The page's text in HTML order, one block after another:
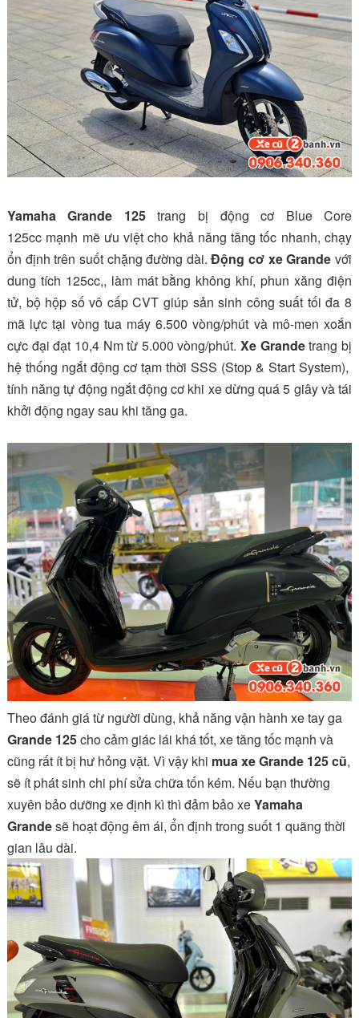
Yamaha Grande 125trang bị động cơ Blue Core
125cc mạnh mẽ ưu việt cho khả năng tăng tốc nhanh, chạy
ổn định trên suốt chặng đường dài.Động cơ xeGrande với
dung tích 125cc,, làm mát bằng không khí, phun xăng điện
tử, bộ hộp số vô cấp CVT giúp sản sinh công suất tối đa 8
mã lực tại vòng tua máy 6.500vòng/phút và mô-men xoắn
cực đại đạt 10,4 Nm từ 5.000 vòng/phút.Xe Grandetrang bị
hệ thống ngắt động cơ tạm thời SSS (Stop & Start System),
tính năng tự động ngắt động cơ khi xe dừng quá 5 giây và tái
khởi động ngay sau khi tăng ga.
Theo đánh giá từ người dùng, khả năng vận hành xe tay ga
Grande125cho cảm giác lái khá tốt, xe tăng tốc mạnh và
cũng rất ít bị hư hỏng vặt. Vì vậy khi mua xeGrande125 cũ,
sẽ ít phát sinh chi phí sửa chữa tốn kém. Nếu bạn thường
xuyên bảo dưỡng xe định kì thì đảm bảo xeYamaha
Grandesẽ hoạt động êm ái, ổn định trong suốt 1 quãng thời
gian lâu dài.